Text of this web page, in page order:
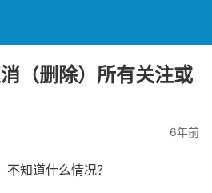
（删除）所有关注或
6年前
知道什么情况？